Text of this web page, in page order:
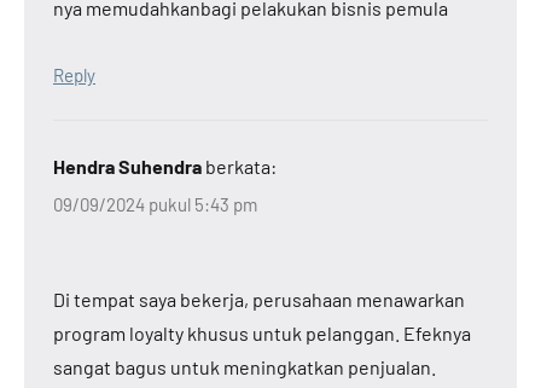
nya memudahkanbagi pelakukan bisnis pemula
Reply
Hendra Suhendra berkata:
09/09/2024 pukul 5:43 pm
Di tempat saya bekerja, perusahaan menawarkan
program loyalty khusus untuk pelanggan. Efeknya
sangat bagus untuk meningkatkan penjualan.